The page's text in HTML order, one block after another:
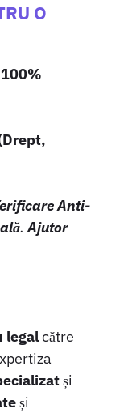
O
Anti-
.Ajutor
legalcătre
și
și